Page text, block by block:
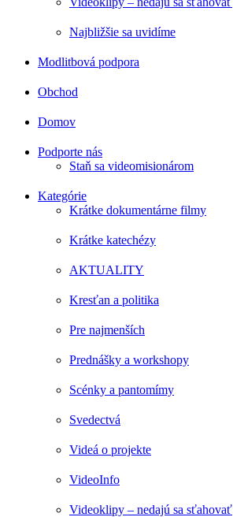
Najbližšie sa uvidíme
Modlitbová podpora
Obchod
Domov
Podporte nás
Staň sa videomisionárom
Kategórie
Krátke dokumentárne filmy
Krátke katechézy
AKTUALITY
Kresťan a politika
Pre najmenších
Prednášky a workshopy
Scénky a pantomímy
Svedectvá
Videá o projekte
VideoInfo
Videoklipy – nedajú sa sťahovať